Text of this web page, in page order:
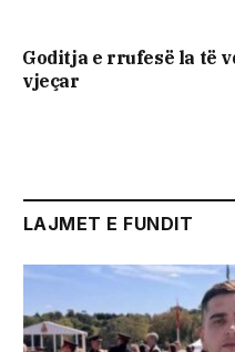
Goditja e rrufesë la të
vjeçar
LAJMET E FUNDIT